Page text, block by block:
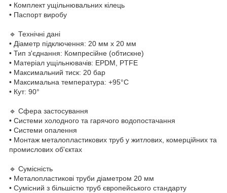
• Комплект ущільнювальних кілець
• Паспорт виробу
🔹 Технічні дані
• Діаметр підключення: 20 мм х 20 мм
• Тип з'єднання: Компресійне (обтискне)
• Матеріал ущільнювачів: EPDM, PTFE
• Максимальний тиск: 20 бар
• Максимальна температура: +95°C
• Кут: 90°
🔹 Сфера застосування
• Системи холодного та гарячого водопостачання
• Системи опалення
• Монтаж металопластикових труб у житлових, комерційних та
промислових об'єктах
🔹 Сумісність
• Металопластикові труби діаметром 20 мм
• Сумісний з більшістю труб європейського стандарту